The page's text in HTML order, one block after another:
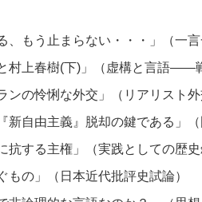
もう止まらない・・・」（一言
村上春樹(下)」（虚構と言語——
ンの怜悧な外交」（リアリスト外
新自由主義』脱却の鍵である」（
する主権」（実践としての歴史
の」（日本近代批評史試論）